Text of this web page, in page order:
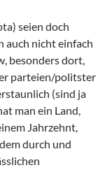
seien doch
auch nicht einfach
besonders dort,
parteien/politster
(sind ja
man ein Land,
Jahrzehnt,
durch und